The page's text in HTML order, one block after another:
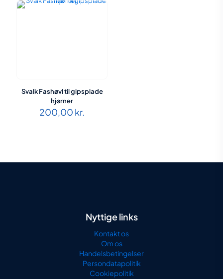
Svalk Fashøvl til gipsplade
hjørner
200,00 kr.
Nyttige links
Kontakt os
Om os
Handelsbetingelser
Persondatapolitik
Cookiepolitik